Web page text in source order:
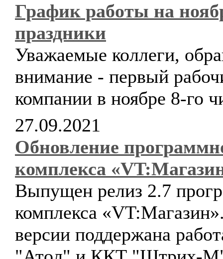
График работы на
праздники
Уважаемые коллеги,
внимание - первый
компании в ноябре 8-го
27.09.2021
Обновление
комплекса
Выпущен релиз 2.7
комплекса
версии поддержана